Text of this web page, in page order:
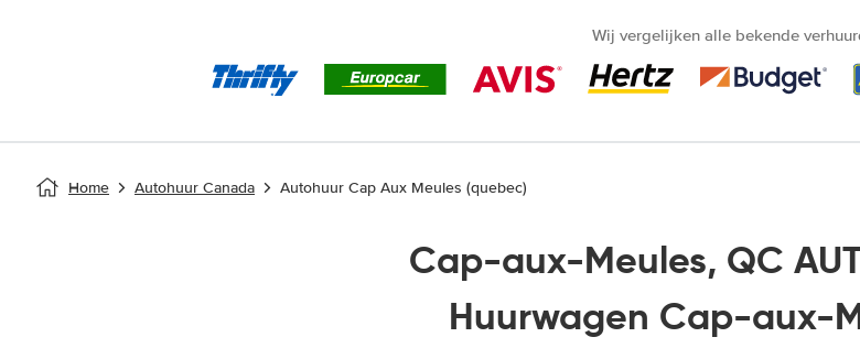
Wij vergelijken alle bekende
Home Autohuur Canada Autohuur Cap Aux Meules (quebec)
Cap-aux-Meules, QC
Huurwagen Cap-aux-